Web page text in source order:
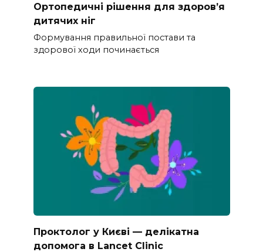
Ортопедичні рішення для здоров’я
дитячих ніг
Формування правильної постави та
здорової ходи починається
Проктолог у Києві — делікатна
допомога в Lancet Clinic